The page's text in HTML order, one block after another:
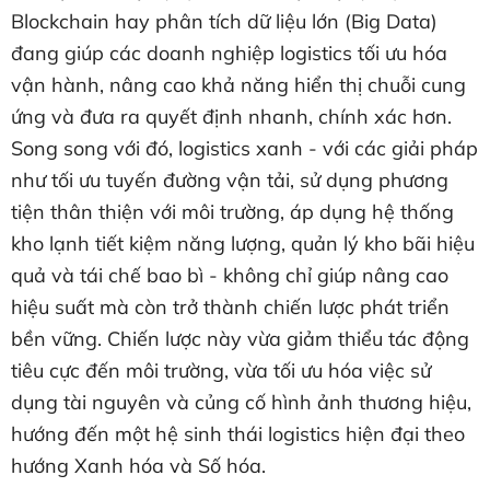
Blockchain hay phân tích dữ liệu lớn (Big Data)
đang giúp các doanh nghiệp logistics tối ưu hóa
vận hành, nâng cao khả năng hiển thị chuỗi cung
ứng và đưa ra quyết định nhanh, chính xác hơn.
Song song với đó, logistics xanh - với các giải pháp
như tối ưu tuyến đường vận tải, sử dụng phương
tiện thân thiện với môi trường, áp dụng hệ thống
kho lạnh tiết kiệm năng lượng, quản lý kho bãi hiệu
quả và tái chế bao bì - không chỉ giúp nâng cao
hiệu suất mà còn trở thành chiến lược phát triển
bền vững. Chiến lược này vừa giảm thiểu tác động
tiêu cực đến môi trường, vừa tối ưu hóa việc sử
dụng tài nguyên và củng cố hình ảnh thương hiệu,
hướng đến một hệ sinh thái logistics hiện đại theo
hướng Xanh hóa và Số hóa.